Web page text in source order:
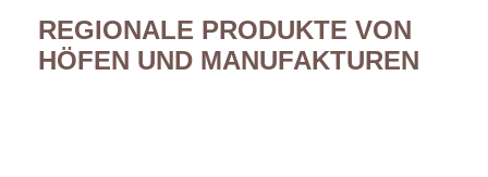
REGIONALE PRODUKTE VON
HÖFEN UND MANUFAKTUREN